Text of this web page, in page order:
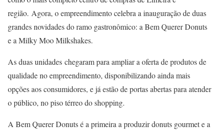
região. Agora, o empreendimento celebra a inauguração de duas
grandes novidades do ramo gastronômico: a Bem Querer Donuts
e a Milky Moo Milkshakes.
As duas unidades chegaram para ampliar a oferta de produtos de
qualidade no empreendimento, disponibilizando ainda mais
opções aos consumidores, e já estão de portas abertas para atender
o público, no piso térreo do shopping.
A Bem Querer Donuts é a primeira a produzir donuts gourmet e a